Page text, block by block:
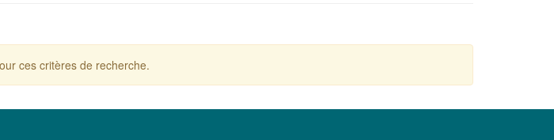
ces critères de recherche.